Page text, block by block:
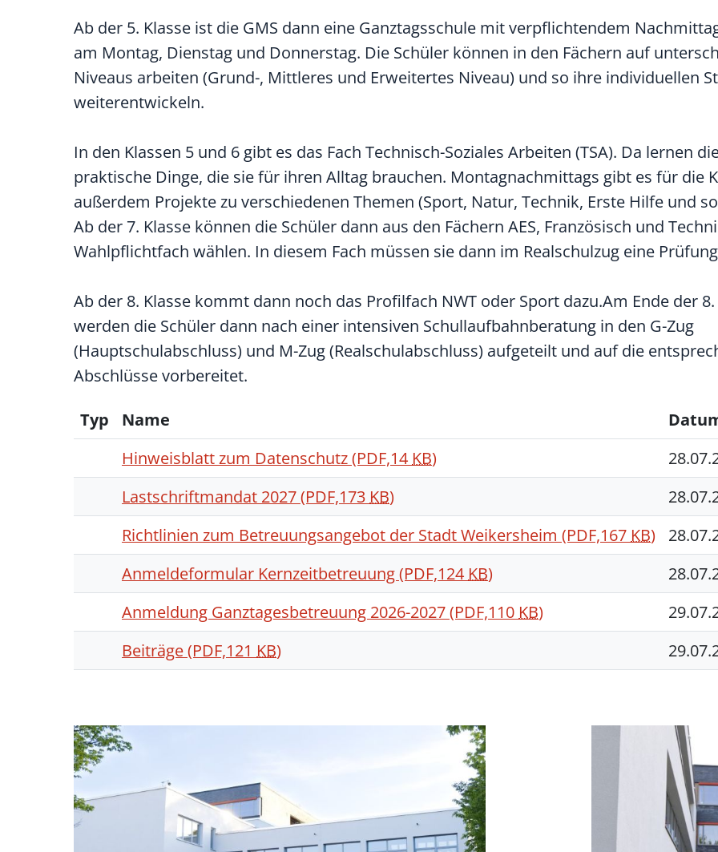
Ab der 5. Klasse ist die GMS dann eine Ganztagsschule mit verpflichtendem
am Montag, Dienstag und Donnerstag. Die Schüler können in den Fächern auf
Niveaus arbeiten (Grund-, Mittleres und Erweitertes Niveau) und so ihre individuellen
weiterentwickeln.
In den Klassen 5 und 6 gibt es das Fach Technisch-Soziales Arbeiten (TSA). Da lernen
praktische Dinge, die sie für ihren Alltag brauchen. Montagnachmittags gibt es für die
außerdem Projekte zu verschiedenen Themen (Sport, Natur, Technik, Erste Hilfe und
Ab der 7. Klasse können die Schüler dann aus den Fächern AES, Französisch und
Wahlpflichtfach wählen. In diesem Fach müssen sie dann im Realschulzug eine
Ab der 8. Klasse kommt dann noch das Profilfach NWT oder Sport dazu.Am Ende der 8.
werden die Schüler dann nach einer intensiven Schullaufbahnberatung in den G-Zug
(Hauptschulabschluss) und M-Zug (Realschulabschluss) aufgeteilt und auf die
Abschlüsse vorbereitet.
Typ Name
Hinweisblatt zum Datenschutz(PDF,14KB)
Lastschriftmandat 2027(PDF,173KB)
Richtlinien zum Betreuungsangebot der Stadt Weikersheim (PDF,167KB)
Anmeldeformular Kernzeitbetreuung(PDF,124KB)
Anmeldung Ganztagesbetreuung 2026-2027(PDF,110KB)
Beiträge(PDF,121 KB)